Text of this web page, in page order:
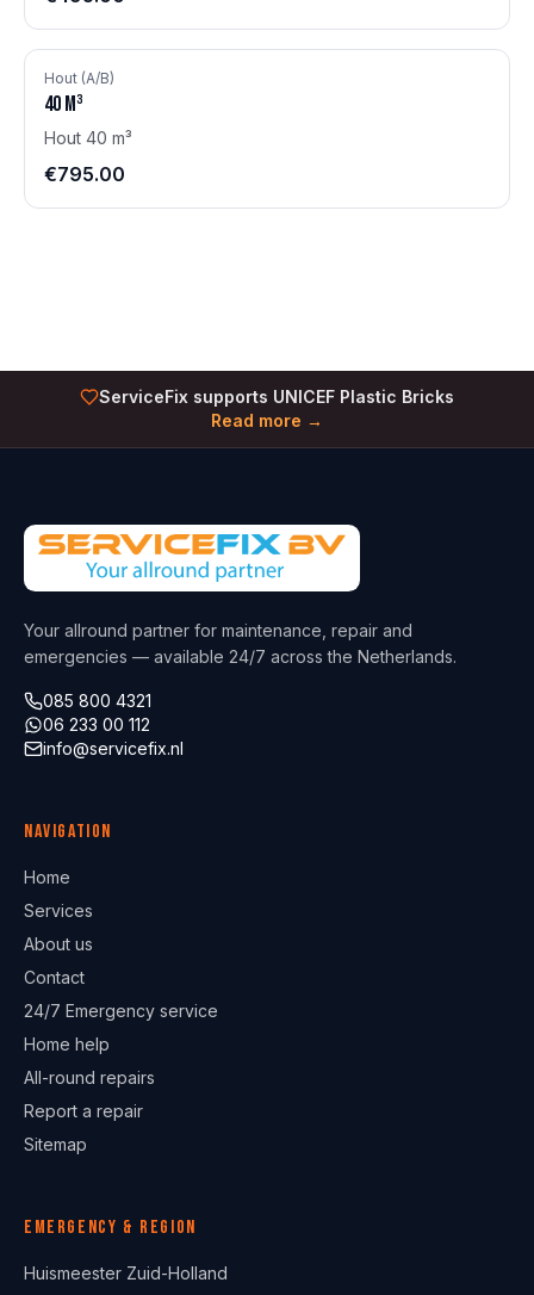
Hout (A/B)
40 m³
Hout 40 m³
€795.00
ServiceFix supports UNICEF Plastic Bricks
Read more →
Your allround partner for maintenance, repair and
emergencies — available 24/7 across the Netherlands.
085 800 4321
06 233 00 112
info@servicefix.nl
Navigation
Home
Services
About us
Contact
24/7 Emergency service
Home help
All-round repairs
Report a repair
Sitemap
Emergency & region
Huismeester Zuid-Holland